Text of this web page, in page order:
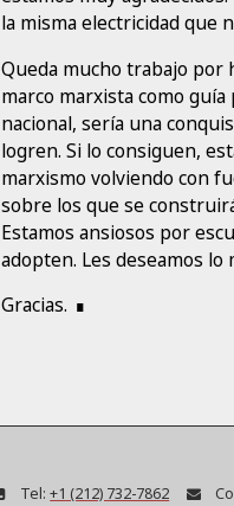
la misma electricidad que
Queda mucho trabajo por
marco marxista como
nacional, sería una
logren. Si lo consiguen,
marxismo volviendo con
sobre los que se
Estamos ansiosos por
adopten. Les deseamos lo
Gracias.
Tel: +1 (212) 732-7862